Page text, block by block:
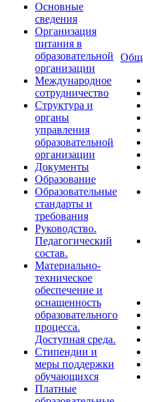
Основные
сведения
Организация
питания в
образовательной
организации
Международное
сотрудничество
Cтруктура и
органы
управления
образовательной
организации
Документы
Образование
Образовательные
стандарты и
требования
Руководство.
Педагогический
состав.
Материально-
техническое
обеспечение и
оснащенность
образовательного
процесса.
Доступная среда.
Стипендии и
меры поддержки
обучающихся
Платные